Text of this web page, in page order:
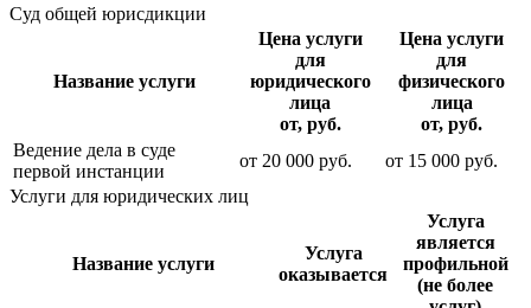
Суд общей юрисдикции
Название услуги
Цена услуги
для
юридического
лица
от, руб.
Цена услуги
для
физического
лица
от, руб.
Ведение дела в суде
первой инстанции
от 20 000 руб. от 15 000 руб.
Услуги для юридических лиц
Название услуги
Услуга
оказывается
Услуга
является
профильной
(не более